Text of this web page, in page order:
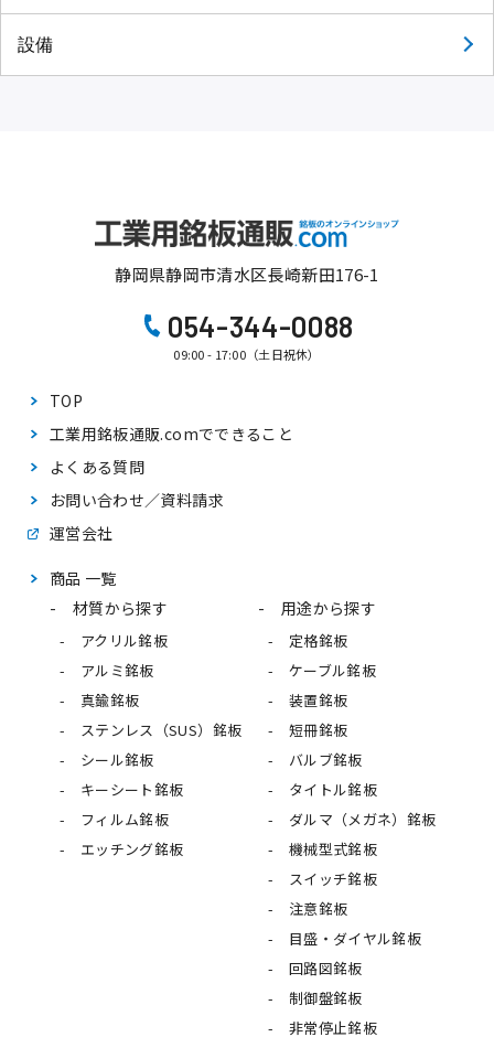
設備
静岡県静岡市清水区長崎新田176-1
054-344-0088
09:00 - 17:00（土日祝休）
TOP
工業用銘板通販.comでできること
よくある質問
お問い合わせ／資料請求
運営会社
商品 一覧
材質から探す
アクリル銘板
アルミ銘板
真鍮銘板
ステンレス（SUS）銘板
シール銘板
キーシート銘板
フィルム銘板
エッチング銘板
用途から探す
定格銘板
ケーブル銘板
装置銘板
短冊銘板
バルブ銘板
タイトル銘板
ダルマ（メガネ）銘板
機械型式銘板
スイッチ銘板
注意銘板
目盛・ダイヤル銘板
回路図銘板
制御盤銘板
非常停止銘板